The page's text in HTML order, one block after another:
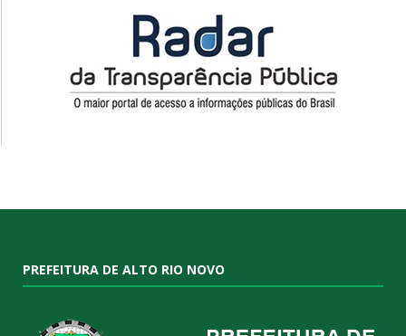
PREFEITURA DE ALTO RIO NOVO